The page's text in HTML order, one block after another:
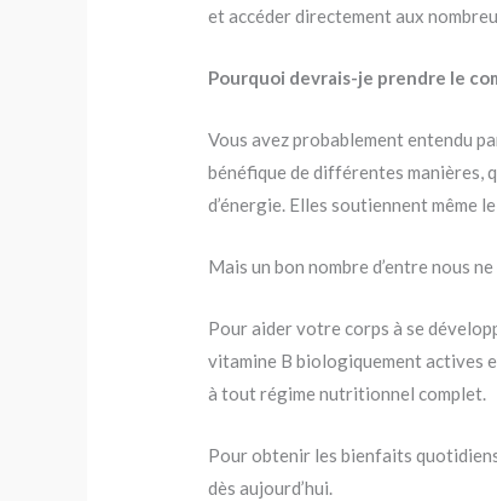
et accéder directement aux
Pourquoi devrais-je prendre le
Vous avez probablement entendu
bénéfique de différentes manières,
d’énergie. Elles soutiennent même
Mais un bon nombre d’entre nous
Pour aider votre corps à se
vitamine B biologiquement actives
à tout régime nutritionnel complet.
Pour obtenir les bienfaits
dès aujourd’hui.